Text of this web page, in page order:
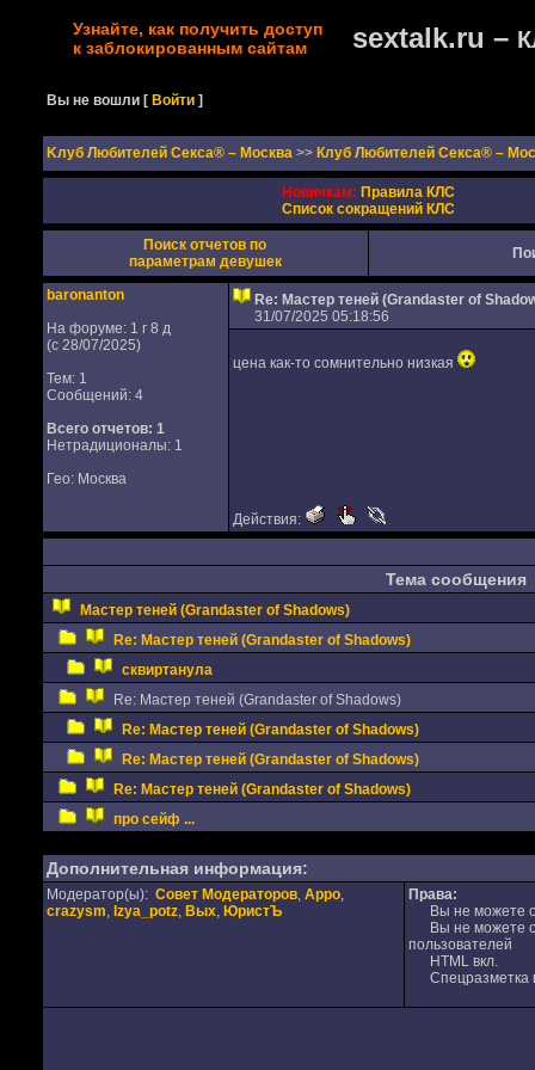
Узнайте, как получить доступ
к заблокированным сайтам
sextalk.ru –
Вы не вошли [Войти ]
Kлуб Любителей Секса® – Москва >> Клуб Любителей Секса® –
Новичкам: Правила КЛС
Список сокращений КЛС
Поиск отчетов по
параметрам девушек
baronanton
На форуме: 1 г 8 д
(с 28/07/2025)
Тем: 1
Сообщений: 4
Всего отчетов: 1
Нетрадиционалы: 1
Гео: Москва
Re: Мастер теней (Grandaster of
31/07/2025 05:18:56
цена как-то сомнительно низкая
Действия:
Тема сообщения
Мастер теней (Grandaster of Shadows)
Re: Мастер теней (Grandaster of Shadows)
сквиртанула
Re: Мастер теней (Grandaster of Shadows)
Re: Мастер теней (Grandaster of Shadows)
Re: Мастер теней (Grandaster of Shadows)
Re: Мастер теней (Grandaster of Shadows)
про сейф ...
Дополнительная информация:
Модератор(ы): Совет Модераторов, Appo,
crazysm, Izya_potz, Вых, ЮристЪ
Права:
Вы не можете
Вы не можете
пользователей
HTML вкл.
Спецразметка